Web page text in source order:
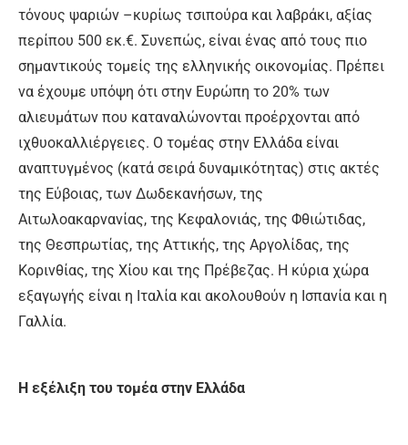
τόνους ψαριών –κυρίως τσιπούρα και λαβράκι, αξίας
περίπου 500 εκ.€. Συνεπώς, είναι ένας από τους πιο
σημαντικούς τομείς της ελληνικής οικονομίας. Πρέπει
να έχουμε υπόψη ότι στην Ευρώπη το 20% των
αλιευμάτων που καταναλώνονται προέρχονται από
ιχθυοκαλλιέργειες. Ο τομέας στην Ελλάδα είναι
αναπτυγμένος (κατά σειρά δυναμικότητας) στις ακτές
της Εύβοιας, των Δωδεκανήσων, της
Αιτωλοακαρνανίας, της Κεφαλονιάς, της Φθιώτιδας,
της Θεσπρωτίας, της Αττικής, της Αργολίδας, της
Κορινθίας, της Χίου και της Πρέβεζας. Η κύρια χώρα
εξαγωγής είναι η Ιταλία και ακολουθούν η Ισπανία και η
Γαλλία.
Η εξέλιξη του τομέα στην Ελλάδα